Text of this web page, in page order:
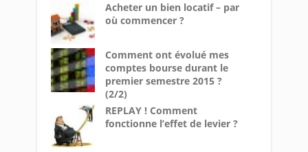
Acheter un bien locatif – par
où commencer ?
Comment ont évolué mes
comptes bourse durant le
premier semestre 2015 ?
(2/2)
REPLAY ! Comment
fonctionne l’effet de levier ?